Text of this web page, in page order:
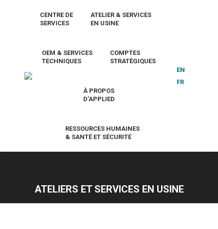
CENTRE DE
SERVICES
ATELIER & SERVICES
EN USINE
OEM & SERVICES
TECHNIQUES
COMPTES
STRATÉGIQUES
À PROPOS
D’APPLIED
RESSOURCES HUMAINES
& SANTÉ ET SÉCURITÉ
EN
FR
ATELIERS ET SERVICES EN USINE